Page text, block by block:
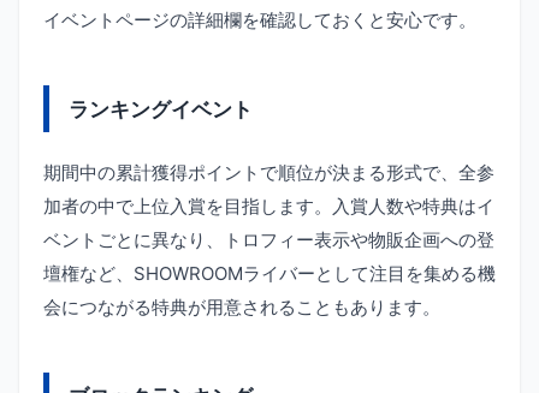
イベントページの詳細欄を確認しておくと安心です。
ランキングイベント
期間中の累計獲得ポイントで順位が決まる形式で、全参
加者の中で上位入賞を目指します。入賞人数や特典はイ
ベントごとに異なり、トロフィー表示や物販企画への登
壇権など、SHOWROOMライバーとして注目を集める機
会につながる特典が用意されることもあります。